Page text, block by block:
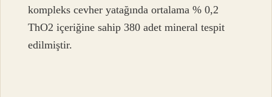
kompleks cevher yatağında ortalama % 0,2
ThO2 içeriğine sahip 380 adet mineral tespit
edilmiştir.